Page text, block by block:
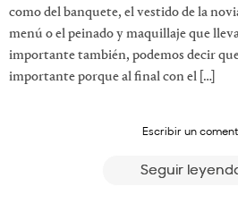
como del banquete, el vestido de la
menú o el peinado y maquillaje que
importante también, podemos decir
importante porque al final con el […]
Escribir un
Seguir